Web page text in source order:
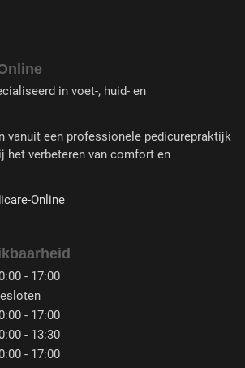
in voet-, huid- en
vanuit een professionele pedicurepraktijk
het verbeteren van comfort en
Online
- 17:00
- 17:00
- 13:30
- 17:00